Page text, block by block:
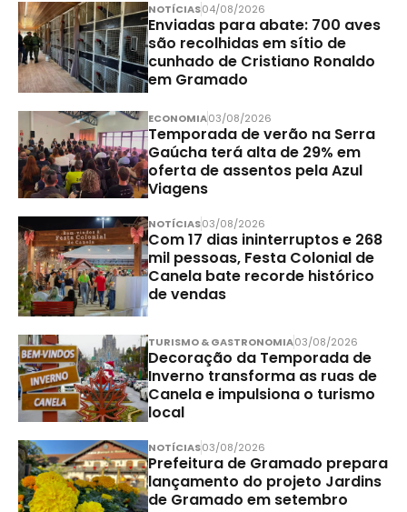
NOTÍCIAS04/08/2026
Enviadas para abate: 700 aves
são recolhidas em sítio de
cunhado de Cristiano Ronaldo
em Gramado
ECONOMIA03/08/2026
Temporada de verão na Serra
Gaúcha terá alta de 29% em
oferta de assentos pela Azul
Viagens
NOTÍCIAS03/08/2026
Com 17 dias ininterruptos e 268
mil pessoas, Festa Colonial de
Canela bate recorde histórico
de vendas
TURISMO & GASTRONOMIA03/08/2026
Decoração da Temporada de
Inverno transforma as ruas de
Canela e impulsiona o turismo
local
NOTÍCIAS03/08/2026
Prefeitura de Gramado prepara
lançamento do projeto Jardins
de Gramado em setembro